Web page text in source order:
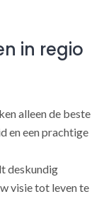
in regio
alleen de beste
en een prachtige
deskundig
visie tot leven te